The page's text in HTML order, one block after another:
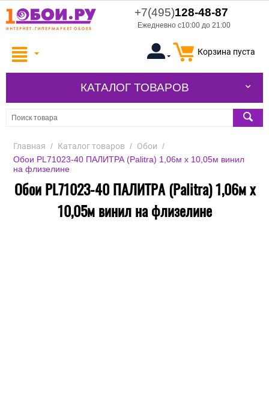
+7(495)128-48-87
Ежедневно с10:00 до 21:00
Корзина пуста
КАТАЛОГ ТОВАРОВ
Главная / Каталог товаров / Обои /
Обои PL71023-40 ПАЛИТРА (Palitra) 1,06м х 10,05м винил
на флизелине
Обои PL71023-40 ПАЛИТРА (Palitra) 1,06м х
10,05м винил на флизелине